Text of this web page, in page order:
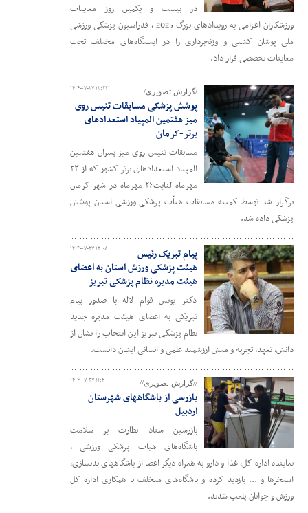
در بیست و یکمین روز معاینات
ورزشکاران اعزامی به رویدادهای بزرگ 2025 ، فدراسیون پزشکی ورزشی
ملی پوشان کشتی و وزنه‌برداری را در ایستگاه‌های مختلف تحت
معاینات تخصصی قرار داد.
۱۴۰۴-۰۷-۲۷ ۱۲:۲۳ /گزارش تصویری/
پوشش پزشکی مسابقات تنیس روی
میز هفتمین المپیاد استعدادهای
برتر-کرمان
مسابقات تنیس روی میز پسران هفتمین
المپیاد استعدادهای برتر کشور که از ۲۳
مهرماه لغایت۲۶ مهرماه در شهر کرمان
برگزار شد توسط کمیته مسابقات هیأت پزشکی ورزشی استان پوشش
پزشکی داده شد.
۱۴۰۴-۰۷-۲۷ ۱۲:۰۸
پیام تبریک رئیس
هیئت پزشکی ورزش استان به اعضای
هیئت مدیره نظام پزشکی تبریز
دکتر یونس قوام لاله با صدور پیام
تبریکی به اعضای هیئت مدیره جدید
نظام پزشکی تبریز این انتخاب را نشان از
دانش، تعهد، تجربه و منش ارزشمند علمی و انسانی ایشان دانست.
۱۴۰۴-۰۷-۲۷ ۱۱:۴۰ //گزارش تصویری//
بازرسی از باشگاههای شهرستان
اردبیل
بازرسین ستاد نظارت بر سلامت
باشگاه‌های هیات پزشکی ورزشی ،
نماینده اداره کل، غذا و دارو به همراه دیگر اعضا از باشگاههای بدنسازی،
استخرها و ... بازدید کرده و باشگاه‌های متخلف با همکاری اداره کل
ورزش و جوانان پلمپ شدند.